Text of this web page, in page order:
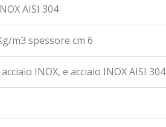
AISI 304
m3 spessore cm 6
INOX, e acciaio INOX AISI 304